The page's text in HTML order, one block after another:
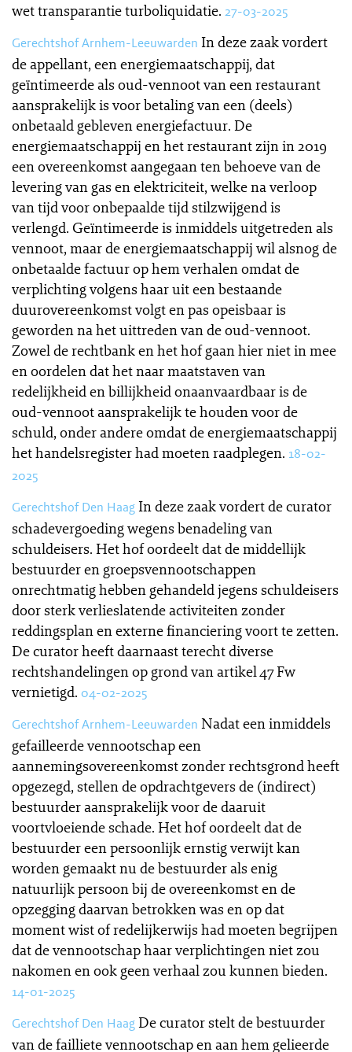
wet transparantie turboliquidatie. 27-03-2025
Gerechtshof Arnhem-Leeuwarden In deze zaak vordert
de appellant, een energiemaatschappij, dat
geïntimeerde als oud-vennoot van een restaurant
aansprakelijk is voor betaling van een (deels)
onbetaald gebleven energiefactuur. De
energiemaatschappij en het restaurant zijn in 2019
een overeenkomst aangegaan ten behoeve van de
levering van gas en elektriciteit, welke na verloop
van tijd voor onbepaalde tijd stilzwijgend is
verlengd. Geïntimeerde is inmiddels uitgetreden als
vennoot, maar de energiemaatschappij wil alsnog de
onbetaalde factuur op hem verhalen omdat de
verplichting volgens haar uit een bestaande
duurovereenkomst volgt en pas opeisbaar is
geworden na het uittreden van de oud-vennoot.
Zowel de rechtbank en het hof gaan hier niet in mee
en oordelen dat het naar maatstaven van
redelijkheid en billijkheid onaanvaardbaar is de
oud-vennoot aansprakelijk te houden voor de
schuld, onder andere omdat de energiemaatschappij
het handelsregister had moeten raadplegen. 18-02-
2025
Gerechtshof Den HaagIn deze zaak vordert de curator
schadevergoeding wegens benadeling van
schuldeisers. Het hof oordeelt dat de middellijk
bestuurder en groepsvennootschappen
onrechtmatig hebben gehandeld jegens schuldeisers
door sterk verlieslatende activiteiten zonder
reddingsplan en externe financiering voort te zetten.
De curator heeft daarnaast terecht diverse
rechtshandelingen op grond van artikel 47 Fw
vernietigd. 04-02-2025
Gerechtshof Arnhem-Leeuwarden Nadat een inmiddels
gefailleerde vennootschap een
aannemingsovereenkomst zonder rechtsgrond heeft
opgezegd, stellen de opdrachtgevers de (indirect)
bestuurder aansprakelijk voor de daaruit
voortvloeiende schade. Het hof oordeelt dat de
bestuurder een persoonlijk ernstig verwijt kan
worden gemaakt nu de bestuurder als enig
natuurlijk persoon bij de overeenkomst en de
opzegging daarvan betrokken was en op dat
moment wist of redelijkerwijs had moeten begrijpen
dat de vennootschap haar verplichtingen niet zou
nakomen en ook geen verhaal zou kunnen bieden.
14-01-2025
Gerechtshof Den HaagDe curator stelt de bestuurder
van de failliete vennootschap en aan hem gelieerde